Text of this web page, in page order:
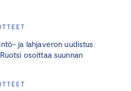
ja lahjaveron uudistus
osoittaa suunnan